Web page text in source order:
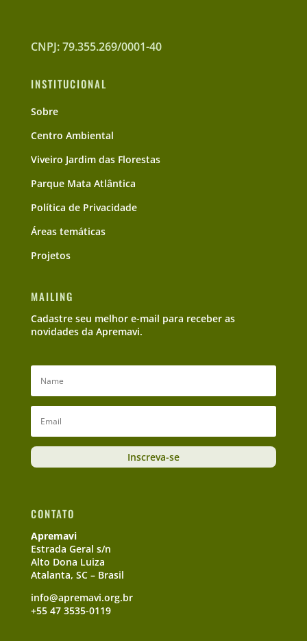
CNPJ: 79.355.269/0001-40
INSTITUCIONAL
Sobre
Centro Ambiental
Viveiro Jardim das Florestas
Parque Mata Atlântica
Política de Privacidade
Áreas temáticas
Projetos
MAILING
Cadastre seu melhor e-mail para receber as
novidades da Apremavi.
Inscreva-se
CONTATO
Apremavi
Estrada Geral s/n
Alto Dona Luiza
Atalanta, SC – Brasil
info@apremavi.org.br
+55 47 3535-0119